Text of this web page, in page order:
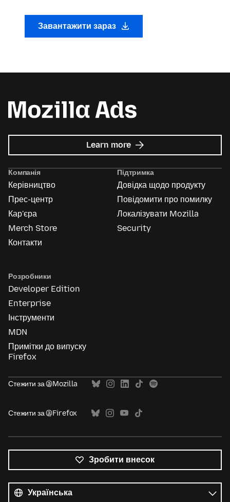
Завантажити зараз
Learn more about
Mozilla
Компанія
Керівництво
Прес-центр
Кар'єра
Merch Store
Контакти
Підтримка
Довідка щодо продукту
Повідомити про помилку
Локалізувати Mozilla
Security
Розробники
Developer Edition
Enterprise
Інструменти
MDN
Примітки до випуску
Firefox
Стежити за @Mozilla
Стежити за @Firefox
Зробити внесок
мови
Мова